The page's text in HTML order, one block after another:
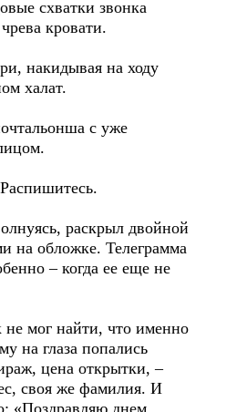
схватки звонка
кровати.
накидывая на ходу
халат.
с уже
раскрыл двойной
на обложке. Телеграмма
– когда ее еще не
мог найти, что именно
на глаза попались
цена открытки, –
своя же фамилия. И
«Поздравляю днем